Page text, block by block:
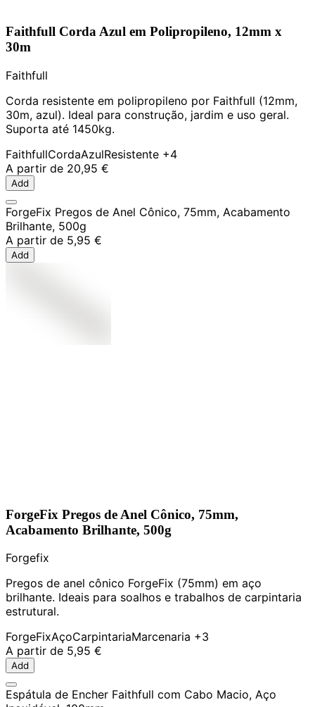
Faithfull Corda Azul em Polipropileno, 12mm x
30m
Faithfull
Corda resistente em polipropileno por Faithfull (12mm,
30m, azul). Ideal para construção, jardim e uso geral.
Suporta até 1450kg.
FaithfullCordaAzulResistente +4
A partir de 20,95 €
Add
ForgeFix Pregos de Anel Cônico, 75mm, Acabamento
Brilhante, 500g
A partir de 5,95 €
Add
ForgeFix Pregos de Anel Cônico, 75mm,
Acabamento Brilhante, 500g
Forgefix
Pregos de anel cônico ForgeFix (75mm) em aço
brilhante. Ideais para soalhos e trabalhos de carpintaria
estrutural.
ForgeFixAçoCarpintariaMarcenaria +3
A partir de 5,95 €
Add
Espátula de Encher Faithfull com Cabo Macio, Aço